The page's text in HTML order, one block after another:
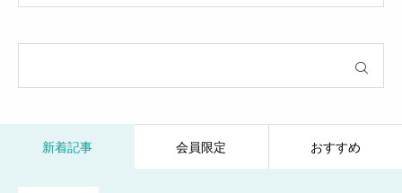
新着記事 会員限定 おすすめ